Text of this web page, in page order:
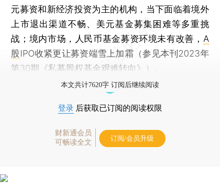
元募资和新经济投资为主的机构，当下面临着境外
上市退出渠道不畅、美元基金募集困难等多重挑
战；境内市场，人民币基金募资环境未有改善， A
股IPO收紧更让募资端雪上加霜（参见本刊2023年
第30期《私募股权基金艰难转向》）。
本文共计7620字 订阅后继续阅读
登录 后获取已订阅的阅读权限
财新通会员
可畅读全文
订阅/会员升级